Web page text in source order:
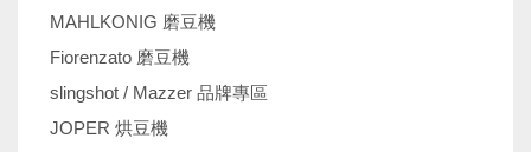
MAHLKONIG 磨豆機
Fiorenzato 磨豆機
slingshot / Mazzer 品牌專區
JOPER 烘豆機